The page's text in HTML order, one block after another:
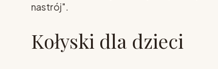
nastrój".
Kołyski dla dzieci